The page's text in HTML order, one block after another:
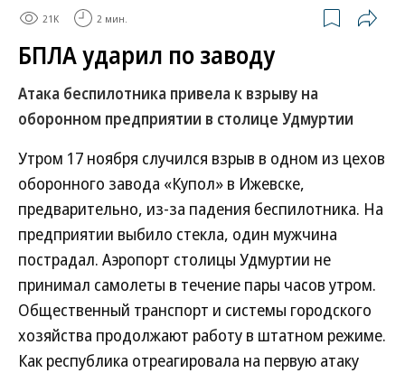
21K 2 мин.
БПЛА ударил по заводу
Атака беспилотника привела к взрыву на
оборонном предприятии в столице Удмуртии
Утром 17 ноября случился взрыв в одном из цехов
оборонного завода «Купол» в Ижевске,
предварительно, из-за падения беспилотника. На
предприятии выбило стекла, один мужчина
пострадал. Аэропорт столицы Удмуртии не
принимал самолеты в течение пары часов утром.
Общественный транспорт и системы городского
хозяйства продолжают работу в штатном режиме.
Как республика отреагировала на первую атаку